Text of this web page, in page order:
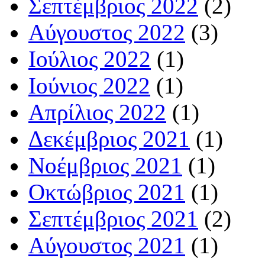
Σεπτέμβριος 2022 (2)
Αύγουστος 2022 (3)
Ιούλιος 2022 (1)
Ιούνιος 2022 (1)
Απρίλιος 2022 (1)
Δεκέμβριος 2021 (1)
Νοέμβριος 2021 (1)
Οκτώβριος 2021 (1)
Σεπτέμβριος 2021 (2)
Αύγουστος 2021 (1)